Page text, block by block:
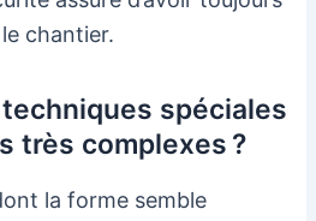
chantier.
spéciales
très complexes ?
la forme semble